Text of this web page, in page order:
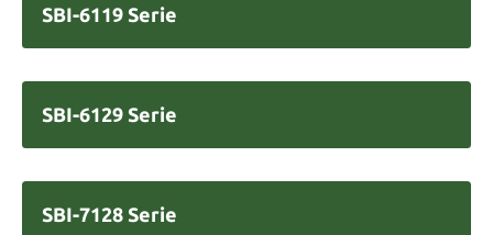
SBI-6119 Serie
SBI-6129 Serie
SBI-7128 Serie